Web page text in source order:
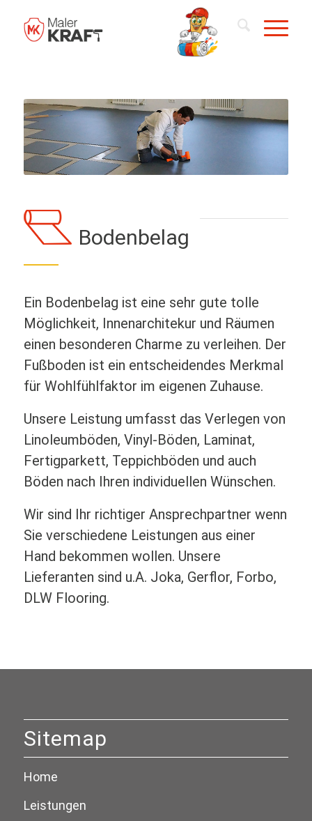
Bodenbelag
Ein Bodenbelag ist eine sehr gute tolle
Möglichkeit, Innenarchitekur und Räumen
einen besonderen Charme zu verleihen. Der
Fußboden ist ein entscheidendes Merkmal
für Wohlfühlfaktor im eigenen Zuhause.
Unsere Leistung umfasst das Verlegen von
Linoleumböden, Vinyl-Böden, Laminat,
Fertigparkett, Teppichböden und auch
Böden nach Ihren individuellen Wünschen.
Wir sind Ihr richtiger Ansprechpartner wenn
Sie verschiedene Leistungen aus einer
Hand bekommen wollen. Unsere
Lieferanten sind u.A. Joka, Gerflor, Forbo,
DLW Flooring.
Sitemap
Home
Leistungen